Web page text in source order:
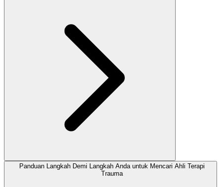
Panduan Langkah Demi Langkah Anda untuk Mencari Ahli Terapi
Trauma